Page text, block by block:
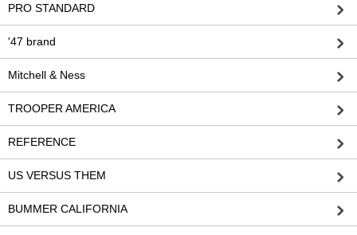
PRO STANDARD
'47 brand
Mitchell & Ness
TROOPER AMERICA
REFERENCE
US VERSUS THEM
BUMMER CALIFORNIA